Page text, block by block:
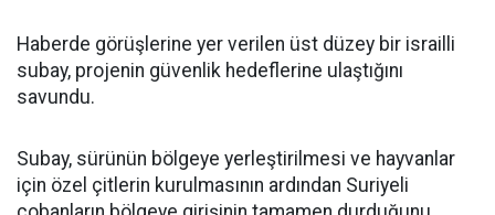
Haberde görüşlerine yer verilen üst düzey bir israilli
subay, projenin güvenlik hedeflerine ulaştığını
savundu.
Subay, sürünün bölgeye yerleştirilmesi ve hayvanlar
için özel çitlerin kurulmasının ardından Suriyeli